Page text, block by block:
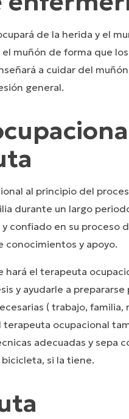
de la herida y el
muñón de forma que
a cuidar del
general.
al principio del
durante un largo
confiado en su proceso
conocimientos y apoyo.
hará el terapeuta
y ayudarle a prepararse
( trabajo, familia,
terapeuta ocupacional
adecuadas y sepa
si la tiene.